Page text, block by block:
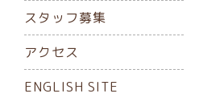
スタッフ募集
アクセス
ENGLISH SITE